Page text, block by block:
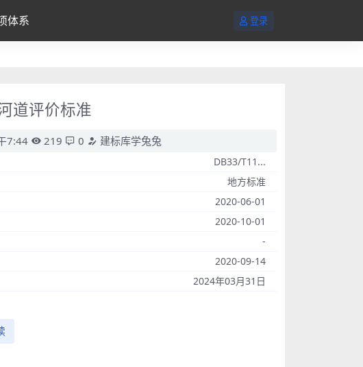
体系 登录
道评价标准
7:44 219 0
建标库学兔兔
DB33/T11...
地方标准
2020-06-01
2020-10-01
-
2020-09-14
2024年03月31日